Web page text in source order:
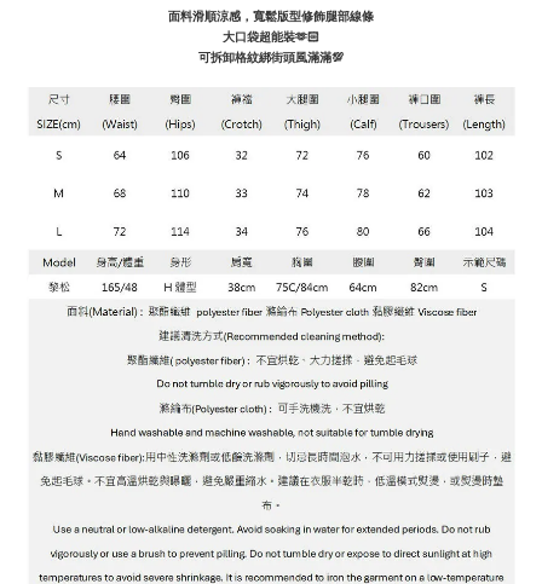
面料滑順涼感， 寬鬆版型修飾腿部線條
大口袋超能裝🫶🏻
可拆卸格紋綁街頭風滿滿💯